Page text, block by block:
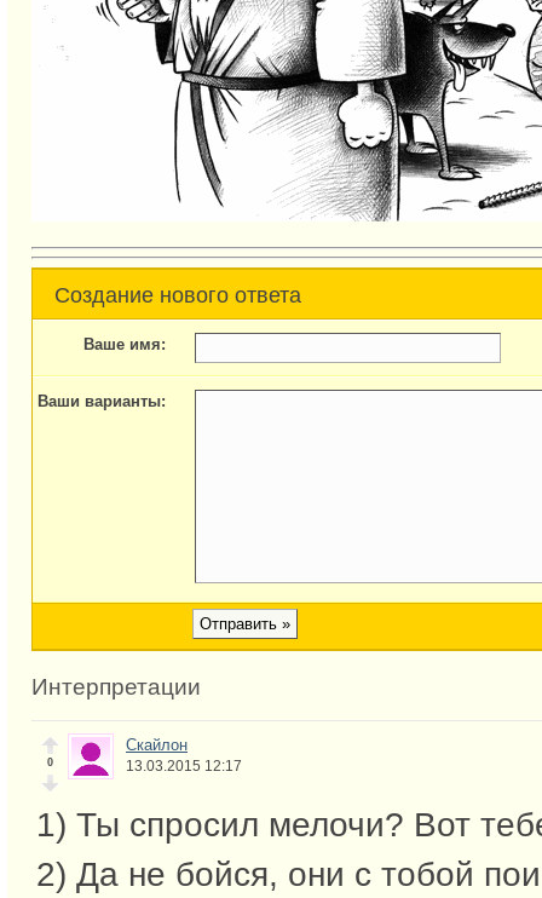
Создание нового ответа
Ваше имя:
Ваши варианты:
Интерпретации
0
Скайлон
13.03.2015 12:17
1) Ты спросил мелочи? Вот
2) Да не бойся, они с тобой